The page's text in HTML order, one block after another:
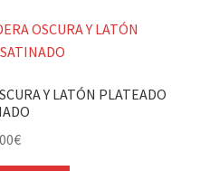
Y LATÓN PLATEADO
€